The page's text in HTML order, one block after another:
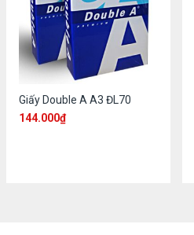
Giấy Double A A3 ĐL70
144.000₫